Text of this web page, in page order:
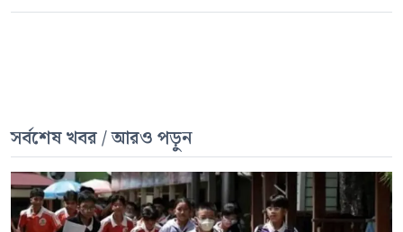
সর্বশেষ খবর / আরও পড়ুন